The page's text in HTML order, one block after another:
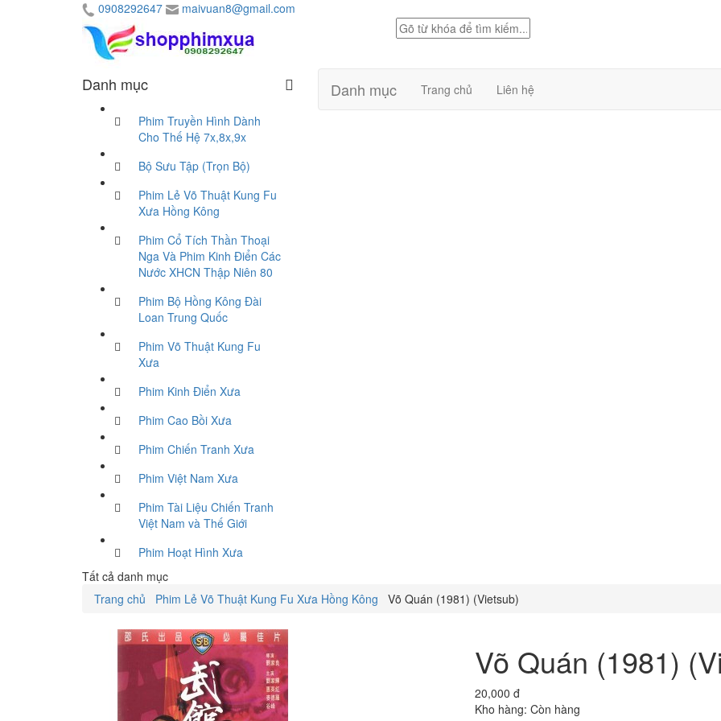
0908292647 maivuan8@gmail.com
Danh mục
Phim Truyền Hình Dành
Cho Thế Hệ 7x,8x,9x
Bộ Sưu Tập (Trọn Bộ)
Phim Lẻ Võ Thuật Kung Fu
Xưa Hồng Kông
Phim Cổ Tích Thần Thoại
Nga Và Phim Kinh Điển Các
Nước XHCN Thập Niên 80
Phim Bộ Hồng Kông Đài
Loan Trung Quốc
Phim Võ Thuật Kung Fu
Xưa
Phim Kinh Điển Xưa
Phim Cao Bồi Xưa
Phim Chiến Tranh Xưa
Phim Việt Nam Xưa
Phim Tài Liệu Chiến Tranh
Việt Nam và Thế Giới
Phim Hoạt Hình Xưa
Tất cả danh mục
Danh mục Trang chủ Liên hệ
Trang chủ Phim Lẻ Võ Thuật Kung Fu Xưa Hồng Kông Võ Quán (1981) (Vietsub)
Võ Quán (1981)
20,000 đ
Kho hàng: Còn hàng